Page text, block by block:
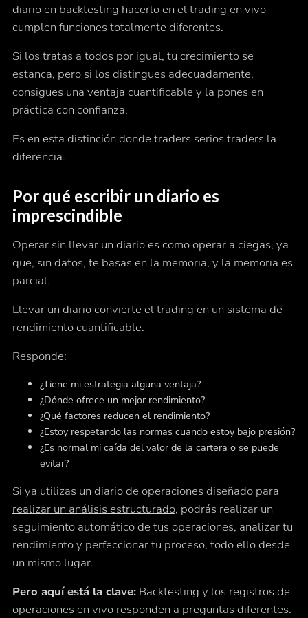
diario en backtesting hacerlo en el trading en vivo
cumplen funciones totalmente diferentes.
Si los tratas a todos por igual, tu crecimiento se
estanca, pero si los distingues adecuadamente,
consigues una ventaja cuantificable y la pones en
práctica con confianza.
Es en esta distinción donde traders serios traders la
diferencia.
Por qué escribir un diario es
imprescindible
Operar sin llevar un diario es como operar a ciegas, ya
que, sin datos, te basas en la memoria, y la memoria es
parcial.
Llevar un diario convierte el trading en un sistema de
rendimiento cuantificable.
Responde:
¿Tiene mi estrategia alguna ventaja?
¿Dónde ofrece un mejor rendimiento?
¿Qué factores reducen el rendimiento?
¿Estoy respetando las normas cuando estoy bajo presión?
¿Es normal mi caída del valor de la cartera o se puede
evitar?
Si ya utilizas un diario de operaciones diseñado para
realizar un análisis estructurado, podrás realizar un
seguimiento automático de tus operaciones, analizar tu
rendimiento y perfeccionar tu proceso, todo ello desde
un mismo lugar.
Pero aquí está la clave:Backtesting y los registros de
operaciones en vivo responden a preguntas diferentes.